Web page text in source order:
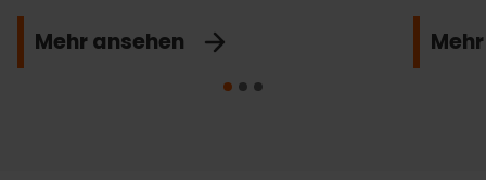
Mehr ansehen